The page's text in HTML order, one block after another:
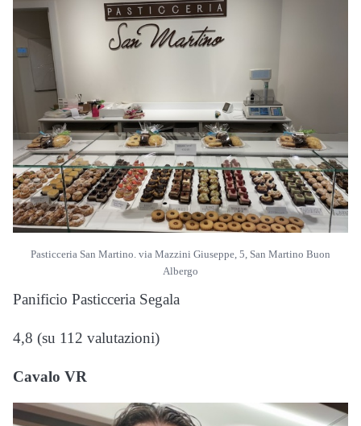
Pasticceria San Martino. via Mazzini Giuseppe, 5, San Martino Buon
Albergo
Panificio Pasticceria Segala
4,8 (su 112 valutazioni)
Cavalo VR